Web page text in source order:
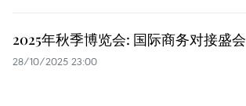
2025年秋季博览会: 国际商务对接盛会
28/10/2025 23:00